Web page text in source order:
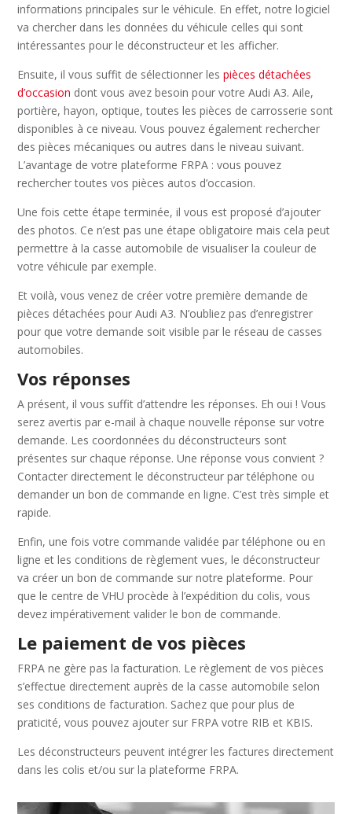
informations principales sur le véhicule. En effet, notre logiciel
va chercher dans les données du véhicule celles qui sont
intéressantes pour le déconstructeur et les afficher.
Ensuite, il vous suffit de sélectionner lespièces détachées
d’occasion dont vous avez besoin pour votre Audi A3. Aile,
portière, hayon, optique, toutes les pièces de carrosserie sont
disponibles à ce niveau. Vous pouvez également rechercher
des pièces mécaniques ou autres dans le niveau suivant.
L’avantage de votre plateforme FRPA : vous pouvez
rechercher toutes vos pièces autos d’occasion.
Une fois cette étape terminée, il vous est proposé d’ajouter
des photos. Ce n’est pas une étape obligatoire mais cela peut
permettre à la casse automobile de visualiser la couleur de
votre véhicule par exemple.
Et voilà, vous venez de créer votre première demande de
pièces détachées pour Audi A3. N’oubliez pas d’enregistrer
pour que votre demande soit visible par le réseau de casses
automobiles.
Vos réponses
A présent, il vous suffit d’attendre les réponses. Eh oui ! Vous
serez avertis par e-mail à chaque nouvelle réponse sur votre
demande. Les coordonnées du déconstructeurs sont
présentes sur chaque réponse. Une réponse vous convient ?
Contacter directement le déconstructeur par téléphone ou
demander un bon de commande en ligne. C’est très simple et
rapide.
Enfin, une fois votre commande validée par téléphone ou en
ligne et les conditions de règlement vues, le déconstructeur
va créer un bon de commande sur notre plateforme. Pour
que le centre de VHU procède à l’expédition du colis, vous
devez impérativement valider le bon de commande.
Le paiement de vos pièces
FRPA ne gère pas la facturation. Le règlement de vos pièces
s’effectue directement auprès de la casse automobile selon
ses conditions de facturation. Sachez que pour plus de
praticité, vous pouvez ajouter sur FRPA votre RIB et KBIS.
Les déconstructeurs peuvent intégrer les factures directement
dans les colis et/ou sur la plateforme FRPA.